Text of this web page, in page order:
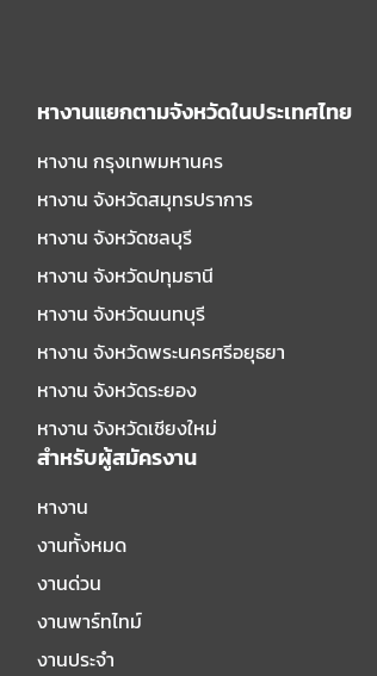
หางานแยกตามจังหวัดในประเทศไทย
หางาน กรุงเทพมหานคร
หางาน จังหวัดสมุทรปราการ
หางาน จังหวัดชลบุรี
หางาน จังหวัดปทุมธานี
หางาน จังหวัดนนทบุรี
หางาน จังหวัดพระนครศรีอยุธยา
หางาน จังหวัดระยอง
หางาน จังหวัดเชียงใหม่
สำหรับผู้สมัครงาน
หางาน
งานทั้งหมด
งานด่วน
งานพาร์ทไทม์
งานประจำ